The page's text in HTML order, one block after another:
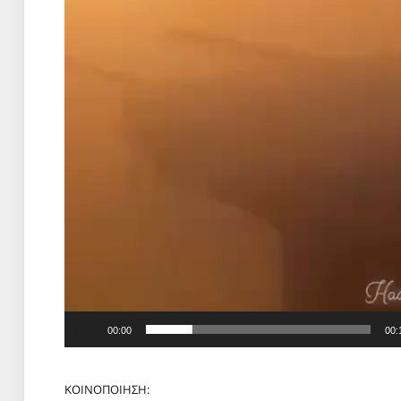
00:00
ΚΟΙΝΟΠΟΙΗΣΗ: